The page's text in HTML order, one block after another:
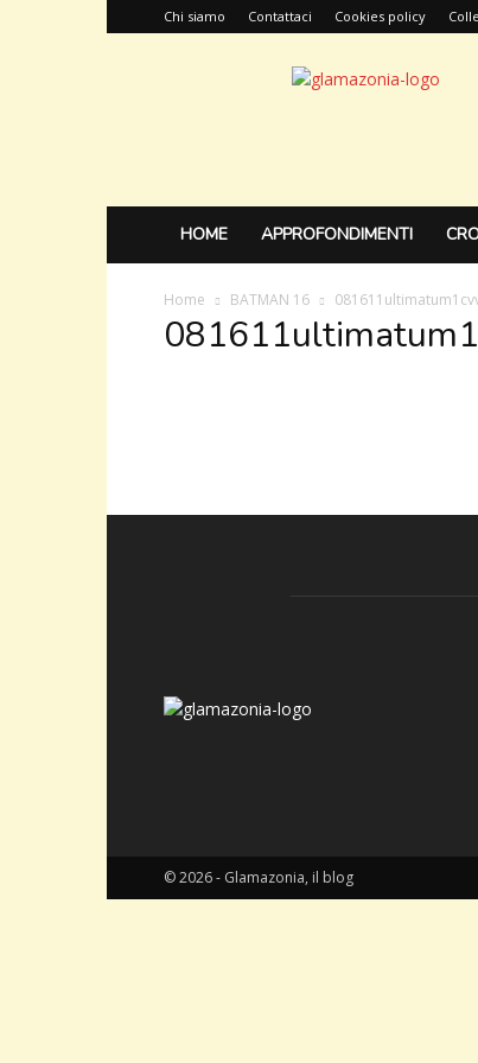
Chi siamo Contattaci Cookies policy
Glamazonia,
HOME APPROFONDIMENTI
Home BATMAN 16
© 2026 - Glamazonia, il blog